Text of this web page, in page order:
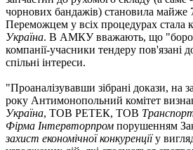
чорнових бандажів) становила майже
Переможцем у всіх процедурах стала
Україна. В АМКУ вважають, що
компанії-учасники тендеру пов'язані
спільні інтереси.
"Проаналізувавши зібрані докази, на
року Антимонопольний комітет
Україна, ТОВ РЕТЕК, ТОВ
Фірма Інтервторпром порушенням
захист економічної конкуренціїу